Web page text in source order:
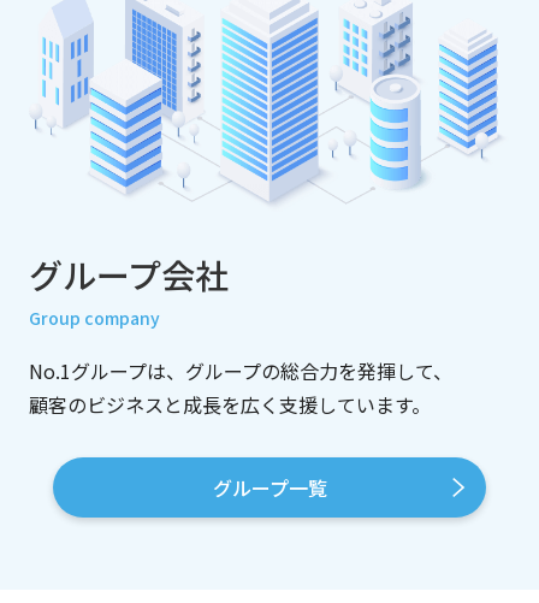
グループ会社
Group company
No.1グループは、グループの総合力を発揮して、
顧客のビジネスと成長を広く支援しています。
グループ一覧